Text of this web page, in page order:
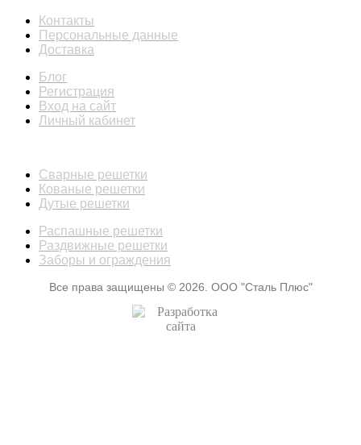
Контакты
Персональные данные
Доставка
Блог
Регистрация
Вход на сайт
Личный кабинет
Сварные решетки
Кованые решетки
Дутые решетки
Распашные решетки
Раздвижные решетки
Заборы и ограждения
Все права защищены © 2026. ООО "Сталь Плюс"